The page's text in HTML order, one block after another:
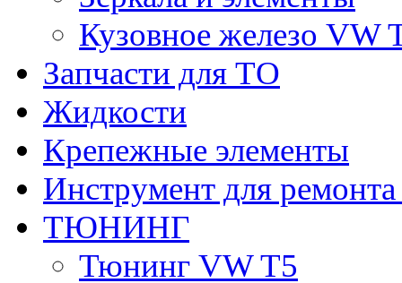
Кузовное железо VW
Запчасти для ТО
Жидкости
Крепежные элементы
Инструмент для
ТЮНИНГ
Тюнинг VW T5